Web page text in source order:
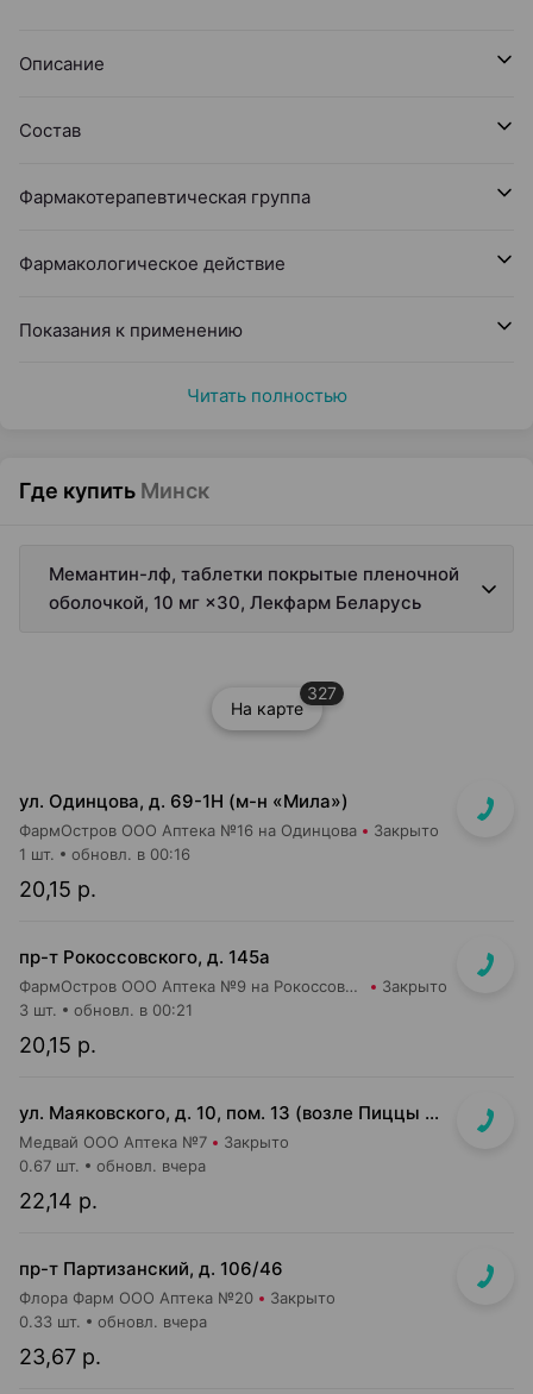
Описание
Состав
Фармакотерапевтическая группа
Фармакологическое действие
Показания к применению
Читать полностью
Где купить Минск
Мемантин-лф, таблетки покрытые пленочной
оболочкой, 10 мг ×30, Лекфарм Беларусь
На карте
327
ул. Одинцова, д. 69-1Н (м-н «Мила»)
ФармОстров ООО Аптека №16 на Одинцова Закрыто
20,15 р.
1 шт. обновл. в 00:16
пр-т Рокоссовского, д. 145а
ФармОстров ООО Аптека №9 на Рокоссовского Закрыто
20,15 р.
3 шт. обновл. в 00:21
ул. Маяковского, д. 10, пом. 13 (возле Пиццы Мании)
Медвай ООО Аптека №7 Закрыто
22,14 р.
0.67 шт. обновл. вчера
пр-т Партизанский, д. 106/46
Флора Фарм ООО Аптека №20 Закрыто
23,67 р.
0.33 шт. обновл. вчера